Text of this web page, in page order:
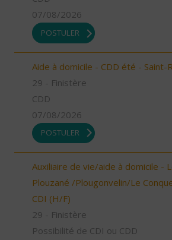
07/08/2026
POSTULER
Aide à domicile - CDD été - Saint-
29 - Finistère
CDD
07/08/2026
POSTULER
Auxiliaire de vie/aide à domicile -
Plouzané /Plougonvelin/Le
CDI (H/F)
29 - Finistère
Possibilité de CDI ou CDD